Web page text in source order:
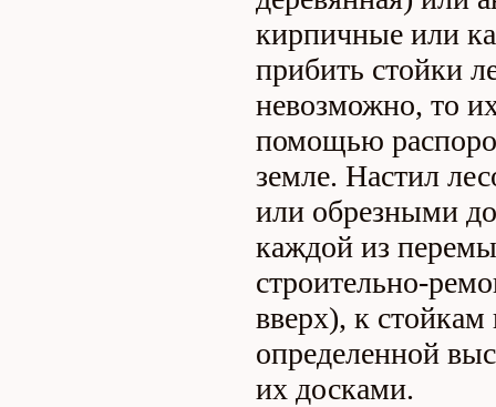
кирпичные или
прибить стойки
невозможно, то
помощью
земле. Настил
или обрезными
каждой из
строительно-
вверх), к
определенной
их досками.